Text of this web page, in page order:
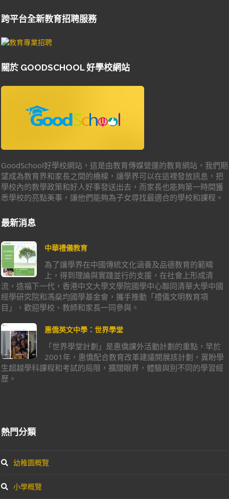
跨平台全新教育招聘服務
關於 GOODSCHOOL 好學校網站
GoodSchool好學校網站，這是由教育傳媒營運的教育網站，我們期
望成為教育界和家長之間的橋樑，讓學界可以在這裡發放訊息，把
學校內的教學政策和好人好事發送出去，而家長也能夠第一時間獲
悉學校的亮點美事，讓他們能夠為子女尋找最適合的學校和課程。
最新消息
中華禮儀教育
為了讓學界在中國傳統文化涵養及品德教育的範疇
上，得到理論與實踐並行的支援，在社會上形成清
流，造福下一代，香港中文大學文學院國學中心聯同清華大學中國
經學研究院和馮燊均國學基金會，攜手推動「禮儀文明教育項
目」，歡迎學校、教師和家長一同參與。
惠僑英文中學：世界學堂
「世界學堂計劃」是惠僑課外活動計劃的重點，早於
2001年，惠僑配合教育改革建議開展該計劃，冀盼學
生超越學科課程和考試的局限，擴闊眼界，體驗與別不同的學習經
歷。
熱門分類
幼稚園概覽
小學概覽